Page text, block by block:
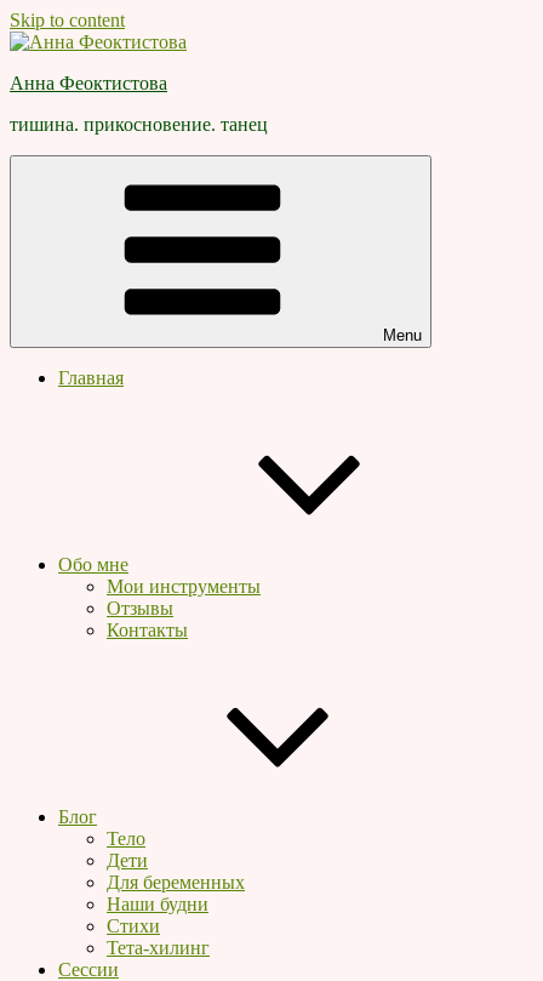
Skip to content
Анна Феоктистова
тишина. прикосновение. танец
Menu
Главная
Обо мне
Мои инструменты
Отзывы
Контакты
Блог
Тело
Дети
Для беременных
Наши будни
Стихи
Тета-хилинг
Сессии